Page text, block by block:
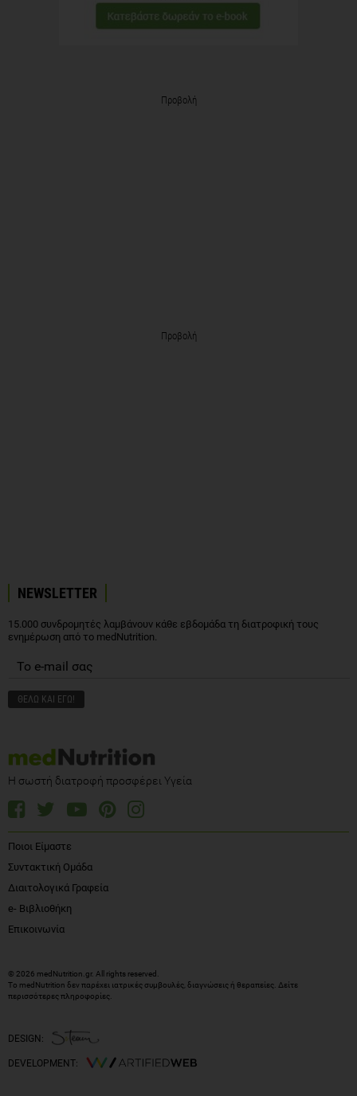
Προβολή
Προβολή
NEWSLETTER
15.000 συνδρομητές λαμβάνουν κάθε εβδομάδα τη διατροφική τους
ενημέρωση από το medNutrition.
Η σωστή διατροφή προσφέρει Υγεία
Ποιοι Είμαστε
Συντακτική Ομάδα
Διαιτολογικά Γραφεία
e- Βιβλιοθήκη
Επικοινωνία
© 2026 medNutrition.gr. All rights reserved.
Το medNutrition δεν παρέχει ιατρικές συμβουλές, διαγνώσεις ή θεραπείες. Δείτε
περισσότερες πληροφορίες
DESIGN:
DEVELOPMENT: